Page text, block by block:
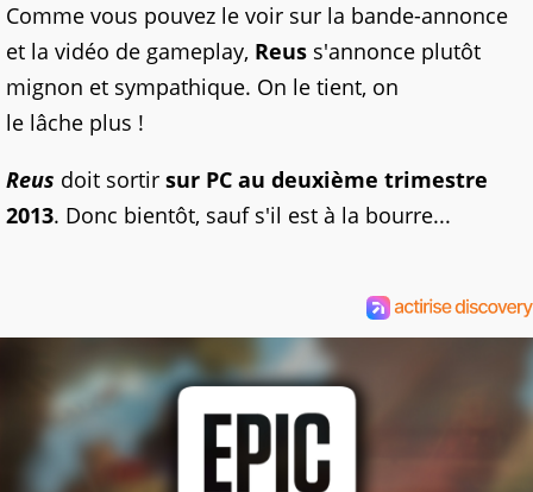
Comme vous pouvez le voir sur la bande-annonce
et la vidéo de gameplay, Reus s'annonce plutôt
mignon et sympathique. On le tient, on
le lâche plus !
Reus doit sortir sur PC au deuxième trimestre
2013. Donc bientôt, sauf s'il est à la bourre...